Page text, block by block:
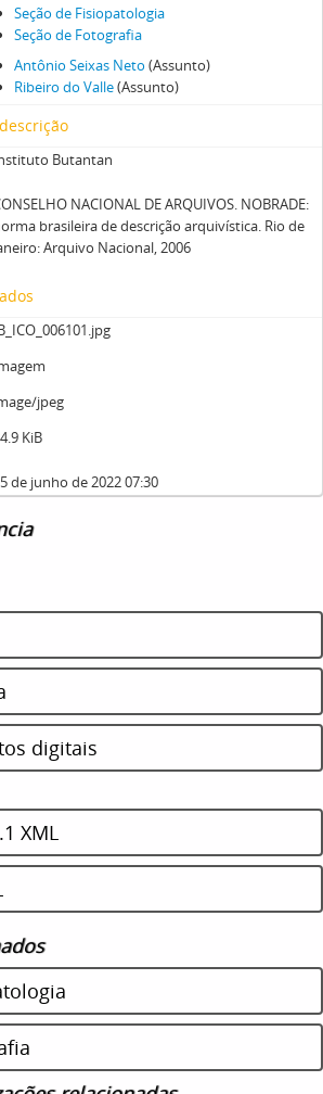
Seção de Fisiopatologia
Seção de Fotografia
Antônio Seixas Neto (Assunto)
Ribeiro do Valle(Assunto)
Butantan
NACIONAL DE ARQUIVOS. NOBRADE:
brasileira de descrição arquivística. Rio de
Arquivo Nacional, 2006
jpeg
KiB
de junho de 2022 07:30
digitais
XML